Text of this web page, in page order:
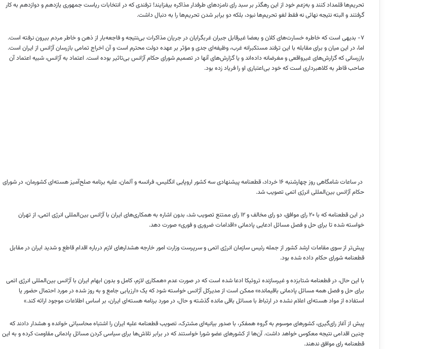
تحریم‌ها قلمداد کنند و به‌زعم خود از این رهگذر بر سبد رای نامزدهای طرفدار مذاکره بیفزایند! ترفندی که در انتخابات ریاست جمهوری یازدهم و دوازدهم به کار
گرفتند و البته نتیجه نهائی نه فقط لغو تحریم‌ها نبود، بلکه دو برابر شدن تحریم‌ها را به دنبال داشت.
۷- بدیهی است که خاطره خسارت‌های کلان و بعضا غیر‌قابل جبران غربگرایان در جریان مذاکرات بی‌نتیجه و فاجعه‌بار از ذهن و خاطر مردم بیرون نرفته است.
اما، در این میان و برای مقابله با این ترفند مستکبرانه غرب، وظیفه‌ای جدی و مؤثر بر عهده دولت محترم است و آن اخراج تمامی بازرسان آژانس از ایران است.
بازرسانی که گزارش‌های غیر‌واقعی و مغرضانه داده‌اند و یا گزارش‌های آنها در تصمیم شورای حکام آژانس بی‌تاثیر بوده است. اعتماد به آژانس، شبیه اعتماد آن
صاحب قاطر به کلاهبرداری است که خود بی‌اعتباری او را فریاد زده بود.
در ساعات شامگاهی روز چهارشنبه ۱۶ خرداد، قطعنامه پیشنهادی سه کشور اروپایی انگلیس، فرانسه و آلمان، علیه برنامه صلح‌آمیز هسته‌ای کشورمان، در شورای
حکام آژانس بین‌المللی انرژی اتمی تصویب شد.
در این قطعنامه که با ۲۰ رای موافق، دو رای مخالف و ۱۲ رای ممتنع تصویب شد، بدون اشاره به همکاری‌های ایران با آژانس بین‌المللی انرژی اتمی، از تهران
خواسته شده تا برای حل و فصل مسائل ادعایی پادمانی «اقدامات ضروری و فوری» صورت دهد.
پیش‌تر از سوی مقامات ارشد کشور از جمله رئیس سازمان انرژی اتمی و سرپرست وزارت امور خارجه هشدارهای لازم درباره اقدام قاطع و شدید ایران در مقابل
قطعنامه شورای حکام داده شده بود.
با این حال، در قطعنامه شتابزده و غیرسازنده تروئیکا ادعا شده است که در صورت عدم «همکاری لازم، کامل و بدون ابهام ایران با آژانس بین‌المللی انرژی اتمی
برای حل و فصل همه مسائل پادمانی باقیمانده» ممکن است از مدیرکل آژانس خواسته شود که یک «ارزیابی جامع و به روز شده در مورد احتمال حضور یا
استفاده از مواد هسته‌ای اعلام نشده در ارتباط با مسائل باقی مانده گذشته و حال، در مورد برنامه هسته‌ای ایران، بر اساس اطلاعات موجود ارائه کند.»
پیش از آغاز رای‌گیری، کشورهای موسوم به گروه همفکر، با صدور بیانیه‌ای مشترک، تصویب قطعنامه علیه ایران را اشتباه محاسباتی خوانده و هشدار دادند که
چنین اقدامی نتیجه معکوس خواهد داشت. آن‌ها از کشورهای عضو شورا خواستند که در برابر تلاش‌ها برای سیاسی کردن مسائل پادمانی مقاومت کرده و به این
قطعنامه رای موافق ندهند.